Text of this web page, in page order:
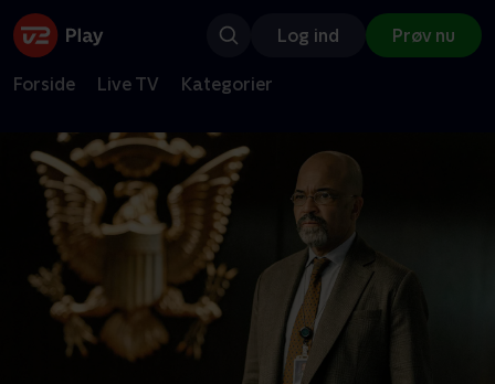
Log ind Prøv nu
Forside Live TV Kategorier